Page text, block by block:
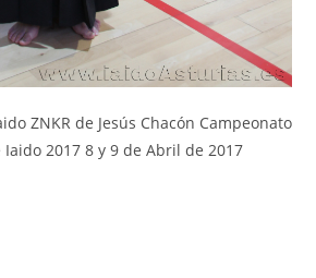
ZNKR de Jesús Chacón Campeonato
Iaido 2017 8 y 9 de Abril de 2017